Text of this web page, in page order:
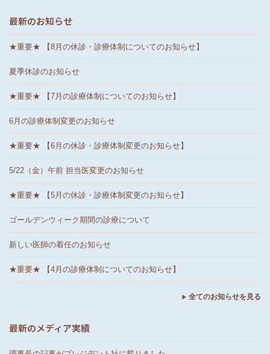
最新のお知らせ
★重要★ 【8月の休診・診療体制についてのお知らせ】
夏季休診のお知らせ
★重要★ 【7月の診療体制についてのお知らせ】
6月の診療体制変更のお知らせ
★重要★ 【6月の休診・診療体制変更のお知らせ】
5/22（金）午前 担当医変更のお知らせ
★重要★ 【5月の休診・診療体制変更のお知らせ】
ゴールデンウィーク期間の診療について
新しい医師の着任のお知らせ
★重要★ 【4月の診療体制についてのお知らせ】
全てのお知らせを見る
最新のメディア実績